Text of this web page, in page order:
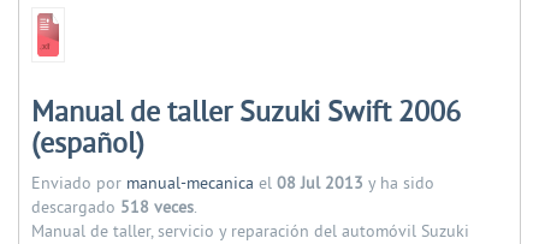
Manual de taller Suzuki Swift 2006
(español)
Enviado por manual-mecanica el 08 Jul 2013 y ha sido
descargado 518 veces.
Manual de taller, servicio y reparación del automóvil Suzuki